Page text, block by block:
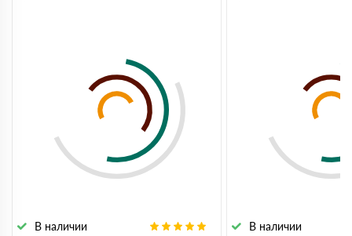
В наличии В наличии